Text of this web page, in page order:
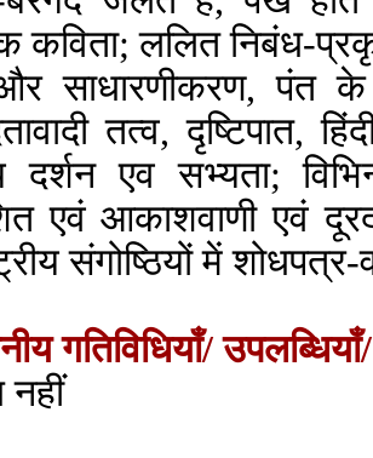
कविता; ललित निबंध-
साधारणीकरण, पंत
तत्व, दृष्टिपात,
दर्शन एव सभ्यता;
एवं आकाशवाणी एवं
संगोष्ठियों में
गतिविधियाँ/ उपलब्धियाँ/